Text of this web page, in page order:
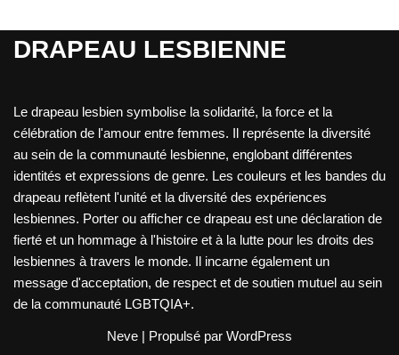
DRAPEAU LESBIENNE
Le drapeau lesbien symbolise la solidarité, la force et la
célébration de l'amour entre femmes. Il représente la diversité
au sein de la communauté lesbienne, englobant différentes
identités et expressions de genre. Les couleurs et les bandes du
drapeau reflètent l'unité et la diversité des expériences
lesbiennes. Porter ou afficher ce drapeau est une déclaration de
fierté et un hommage à l'histoire et à la lutte pour les droits des
lesbiennes à travers le monde. Il incarne également un
message d'acceptation, de respect et de soutien mutuel au sein
de la communauté LGBTQIA+.
Neve | Propulsé par WordPress